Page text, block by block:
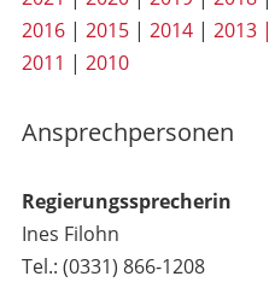
2016| 2015| 2014| 2013 |
2011 | 2010
Ansprechpersonen
Regierungssprecherin
Ines Filohn
Tel.: (0331) 866-1208